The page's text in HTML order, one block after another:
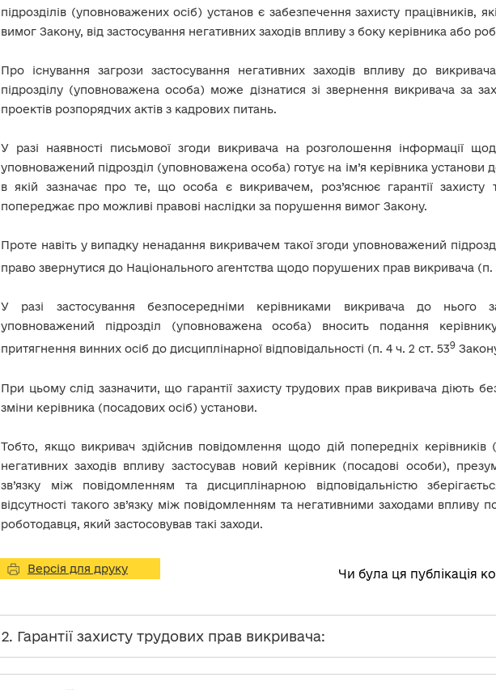
підрозділів (уповноважених осіб) установ є забезпечення захисту працівників,
вимог Закону, від застосування негативних заходів впливу з боку керівника або
Про існування загрози застосування негативних заходів впливу до
підрозділу (уповноважена особа) може дізнатися зі звернення викривача за
проектів розпорядчих актів з кадрових питань.
У разі наявності письмової згоди викривача на розголошення інформації
уповноважений підрозділ (уповноважена особа) готує на ім’я керівника установи
в якій зазначає про те, що особа є викривачем, роз’яснює гарантії захисту
попереджає про можливі правові наслідки за порушення вимог Закону.
Проте навіть у випадку ненадання викривачем такої згоди уповноважений
право звернутися до Національного агентства щодо порушених прав викривача (п.
У разі застосування безпосередніми керівниками викривача до нього
уповноважений підрозділ (уповноважена особа) вносить подання
притягнення винних осіб до дисциплінарної відповідальності (п. 4 ч. 2 ст. 539
При цьому слід зазначити, що гарантії захисту трудових прав викривача діють
зміни керівника (посадових осіб) установи.
Тобто, якщо викривач здійснив повідомлення щодо дій попередніх керівників
негативних заходів впливу застосував новий керівник (посадові особи),
зв’язку між повідомленням та дисциплінарною відповідальністю
відсутності такого зв’язку між повідомленням та негативними заходами впливу
роботодавця, який застосовував такі заходи.
Версія для друку Чи була ця публікація
2. Гарантії захисту трудових прав викривача: